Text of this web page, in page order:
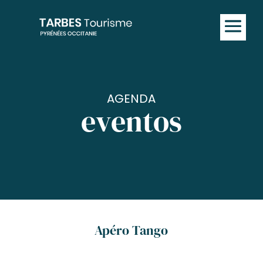
AGENDA
eventos
Apéro Tango